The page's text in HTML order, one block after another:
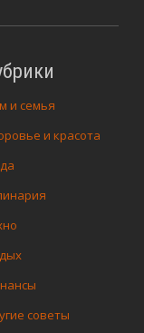
и семья
и красота
советы